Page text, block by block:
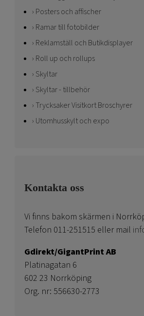
Posters och affischer
Ramar till fotobilder
Reklamställ och Butikdisplayer
Roll up och rollups
Skyltar
Skyltar - tillbehör
Trycksaker Visitkort Broschyrer
Utomhusskylt och expo
Kontakta oss
Vi finns bakom skärmen i
Telefon 011-251515 eller mail
Gdirekt/GigantPrint AB
Platinagatan 6
602 23 Norrköping
Org. nr: 556630-2773